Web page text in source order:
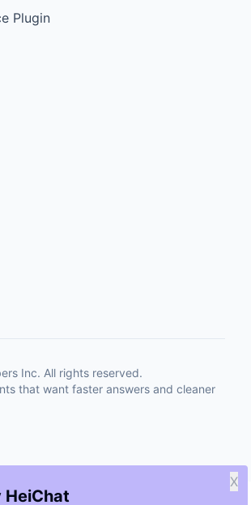
HeiChat
X
Plugin
Inc. All rights reserved.
that want faster answers and cleaner